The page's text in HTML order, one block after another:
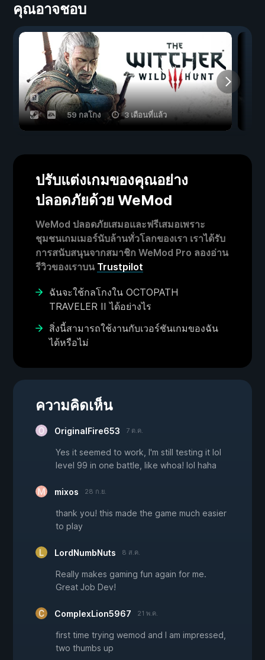
คุณอาจชอบ
59 กลโกง 3 เดือนที่แล้ว
ปรับแต่งเกมของคุณอย่าง
ปลอดภัยด้วย WeMod
WeMod ปลอดภัยเสมอและฟรีเสมอเพราะ
ชุมชนเกมเมอร์นับล้านทั่วโลกของเรา เราได้รับ
การสนับสนุนจากสมาชิก WeMod Pro ลองอ่าน
รีวิวของเราบน Trustpilot
ฉันจะใช้กลโกงใน OCTOPATH
TRAVELER II ได้อย่างไร
สิ่งนี้สามารถใช้งานกับเวอร์ชันเกมของฉัน
ได้หรือไม่
ความคิดเห็น
OriginalFire653 7 ต.ค.
Yes it seemed to work, I'm still testing it lol
level 99 in one battle, like whoa! lol haha
mixos 28 ก.ย.
thank you! this made the game much easier
to play
LordNumbNuts 8 ส.ค.
Really makes gaming fun again for me.
Great Job Dev!
ComplexLion5967 21 พ.ค.
first time trying wemod and I am impressed,
two thumbs up